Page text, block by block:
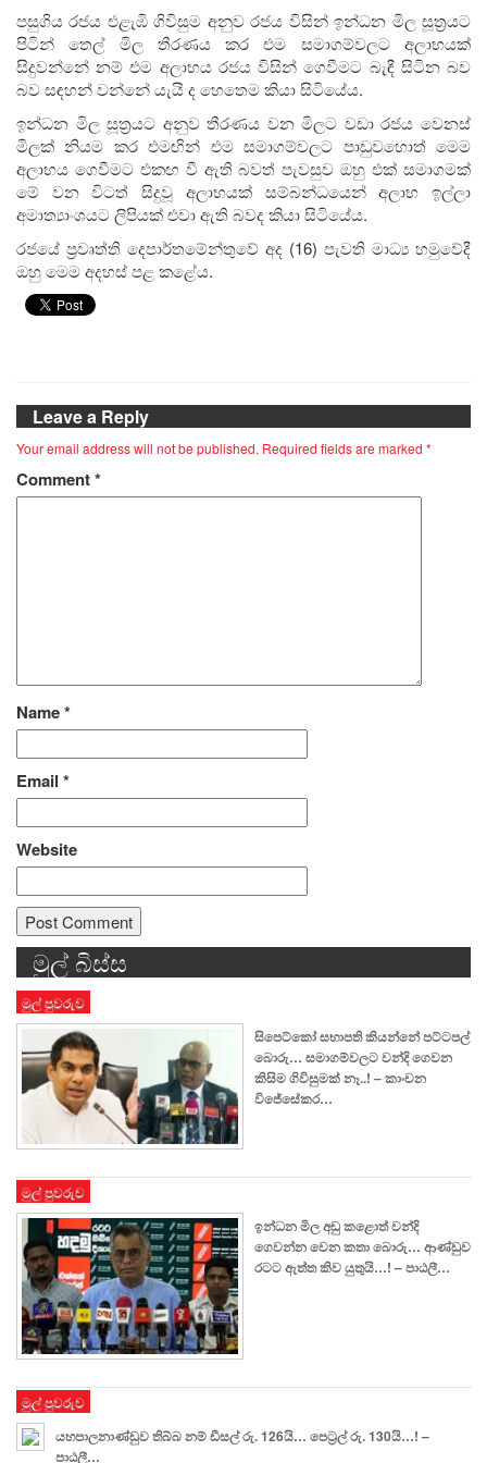
පසුගිය රජය එළැඹි ගිවිසුම අනුව රජය විසින් ඉන්ධන මිල සූත‍්‍රයට
පිටින් තෙල් මිල තීරණය කර එම සමාගම්වලට අලාභයක්
සිදුවන්නේ නම් එම අලාභය රජය විසින් ගෙවීමට බැඳී සිටින බව
බව සඳහන් වන්නේ යැයි ද හෙතෙම කියා සිටියේය.
ඉන්ධන මිල සූත්‍රයට අනුව තීරණය වන මිලට වඩා රජය වෙනස්
මිලක් නියම කර එමඟින් එම සමාගම්වලට පාඩුවහොත් මෙම
අලාභය ගෙවීමට එකඟ වී ඇති බවත් පැවසුව ඔහු එක් සමාගමක්
මේ වන විටත් සිදුවූ අලාභයක් සම්බන්ධයෙන් අලාභ ඉල්ලා
අමාත්‍යාංශයට ලිපියක් එවා ඇති බවද කියා සිටියේය.
රජයේ ප්‍රවෘත්ති දෙපාර්තමේන්තුවේ අද (16) පැවති මාධ්‍ය හමුවේදී
ඔහු මෙම අදහස් පළ කළේය.
Leave a Reply
Your email address will not be published. Required fields are marked *
Comment*
Name*
Email *
Website
Alternative:
මුල් බිස්ස
මුල් පුවරුව
සිපෙට්කෝ සභාපති කියන්නේ පට්ටපල්
බොරු… සමාගම්වලට වන්දි ගෙවන
කිසිම ගිවිසුමක් නෑ..! – කාංචන
විජේසේකර…
මුල් පුවරුව
ඉන්ධන මිල අඩු කළොත් වන්දි
ගෙවන්න වෙන කතා බොරු… ආණ්ඩුව
රටට ඇත්ත කිව යුතුයි…! – පාඨලී…
මුල් පුවරුව
යහපාලනාණ්ඩුව තිබ්බ නම් ඩීසල් රු. 126යි… පෙට්‍රල් රු. 130යි…! –
පාඨලී…